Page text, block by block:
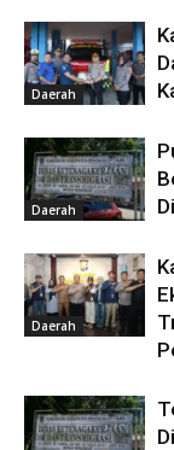
Daerah
Daerah
Daerah